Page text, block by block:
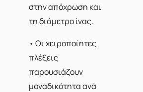
στην απόχρωση και
τη διάμετρο ίνας.
• Οι χειροποίητες
πλέξεις
παρουσιάζουν
μοναδικότητα ανά